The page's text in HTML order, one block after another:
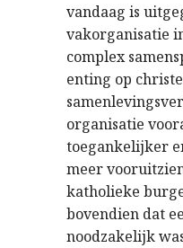
vandaag is
vakorganisatie
complex
enting op
organisatie
toegankelijker
meer
katholieke
bovendien dat
noodzakelijk